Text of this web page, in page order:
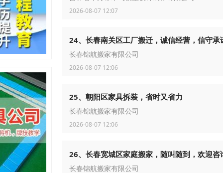
2026-08-07 12:07
24、长春南关区工厂搬迁，诚信经营，信守承
长春锦航搬家有限公司
2026-08-07 12:06
25、朝阳区家具拆装，省时又省力
长春锦航搬家有限公司
2026-08-07 12:06
26、长春宽城区家庭搬家，随叫随到，欢迎咨
长春锦航搬家有限公司